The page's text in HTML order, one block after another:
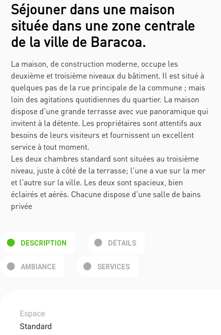
Séjouner dans une maison
située dans une zone centrale
de la ville de Baracoa.
La maison, de construction moderne, occupe les
deuxième et troisième niveaux du bâtiment. Il est situé à
quelques pas de la rue principale de la commune ; mais
loin des agitations quotidiennes du quartier. La maison
dispose d'une grande terrasse avec vue panoramique qui
invitent à la détente. Les propriétaires sont attentifs aux
besoins de leurs visiteurs et fournissent un excellent
service à tout moment.
Les deux chambres standard sont situées au troisième
niveau, juste à côté de la terrasse; l'une a vue sur la mer
et l'autre sur la ville. Les deux sont spacieux, bien
éclairés et aérés. Chacune dispose d'une salle de bains
privée
DESCRIPTION DÉTAILS
AMBIANCE SERVICES
Espace
Standard